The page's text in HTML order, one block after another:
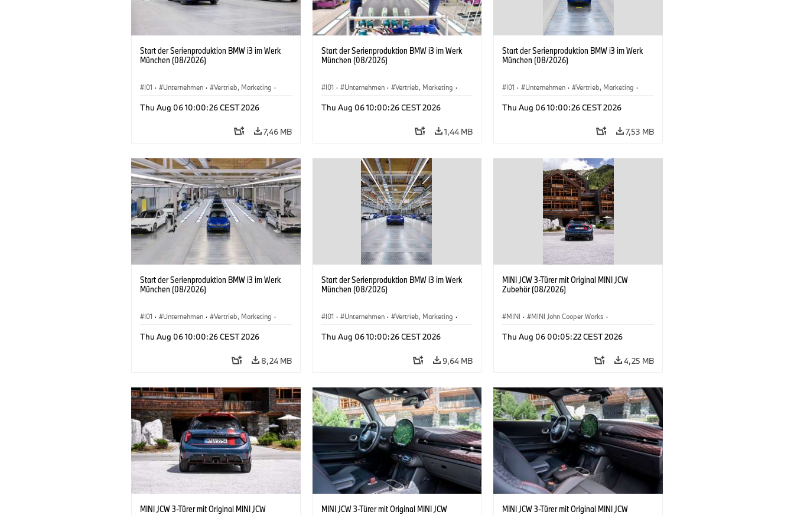
Start der Serienproduktion BMW i3 im Werk
München (08/2026)
I01 · Unternehmen · Vertrieb, Marketing ·
Thu Aug 06 10:00:26 CEST 2026
7,46 MB
Start der Serienproduktion BMW i3 im Werk
München (08/2026)
I01 · Unternehmen · Vertrieb, Marketing ·
Thu Aug 06 10:00:26 CEST 2026
1,44 MB
Start der Serienproduktion BMW i3 im Werk
München (08/2026)
I01 · Unternehmen · Vertrieb, Marketing ·
Thu Aug 06 10:00:26 CEST 2026
7,53 MB
Start der Serienproduktion BMW i3 im Werk
München (08/2026)
I01 · Unternehmen · Vertrieb, Marketing ·
Thu Aug 06 10:00:26 CEST 2026
8,24 MB
Start der Serienproduktion BMW i3 im Werk
München (08/2026)
I01 · Unternehmen · Vertrieb, Marketing ·
Thu Aug 06 10:00:26 CEST 2026
9,64 MB
MINI JCW 3-Türer mit Original MINI JCW
Zubehör (08/2026)
MINI · MINI John Cooper Works ·
Sonderausstattungen, Zubehör
Thu Aug 06 00:05:22 CEST 2026
4,25 MB
MINI JCW 3-Türer mit Original MINI JCW
MINI JCW 3-Türer mit Original MINI JCW
MINI JCW 3-Türer mit Original MINI JCW